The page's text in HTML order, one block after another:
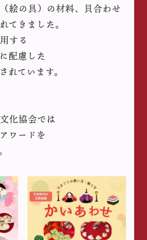
絵の具）の材料、貝合わせ
てきました。
する
配慮した
れています。
化協会では
ワードを